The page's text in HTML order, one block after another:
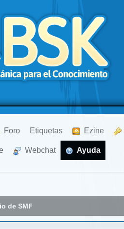
Foro Etiquetas Ezine
Webchat Ayuda
de SMF